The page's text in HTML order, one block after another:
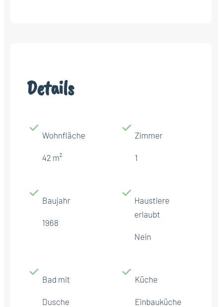
Details
Wohnfläche
42 m²
Zimmer
1
Baujahr
1968
Haustiere
erlaubt
Nein
Bad mit
Dusche
Küche
Einbauküche